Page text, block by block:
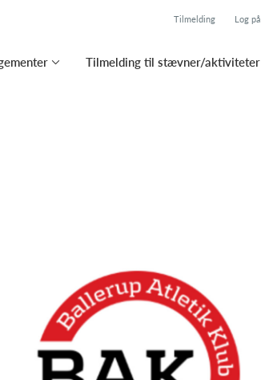
Tilmelding Log på
Tilmelding til stævner/aktiviteter